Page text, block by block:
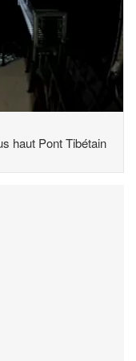
haut Pont Tibétain